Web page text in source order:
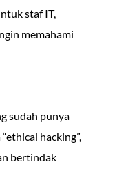
staf IT,
memahami
sudah punya
hacking”,
bertindak